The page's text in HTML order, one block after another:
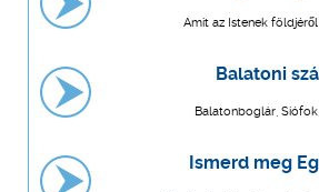
Amit az Istenek
Balatoni
Balatonboglár,
Ismerd meg